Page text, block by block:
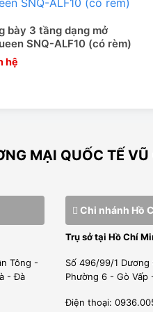
bày 3 tầng dạng mở
SNQ-ALF10 (có rèm)
hệ
MẠI QUỐC TẾ VŨ
Tông -
- Đà
Chi nhánh Hồ
Trụ sở tại Hồ Chí
Số 496/99/1 Dương
Phường 6 - Gò Vấp
Điện thoại: